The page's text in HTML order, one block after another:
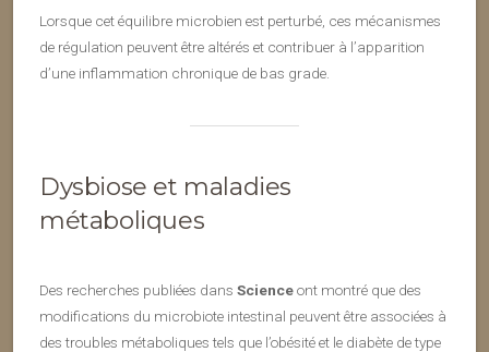
Lorsque cet équilibre microbien est perturbé, ces mécanismes
de régulation peuvent être altérés et contribuer à l’apparition
d’une inflammation chronique de bas grade.
Dysbiose et maladies
métaboliques
Des recherches publiées dans Scienceont montré que des
modifications du microbiote intestinal peuvent être associées à
des troubles métaboliques tels que l’obésité et le diabète de type